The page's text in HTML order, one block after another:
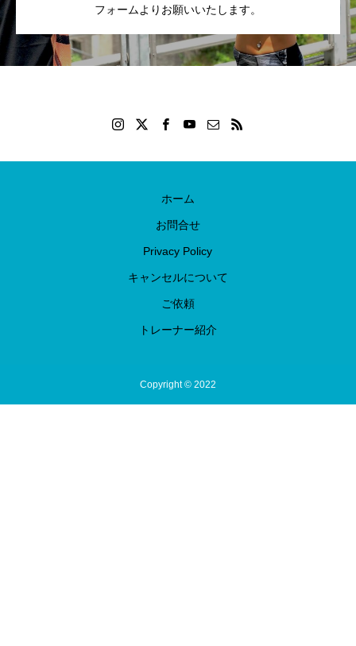
フォームよりお願いいたします。
ホーム
お問合せ
Privacy Policy
キャンセルについて
ご依頼
トレーナー紹介
Copyright © 2022